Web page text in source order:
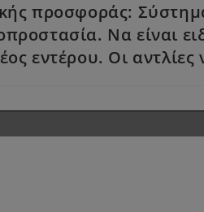
προσφοράς:
Να είναι
Οι αντλίες